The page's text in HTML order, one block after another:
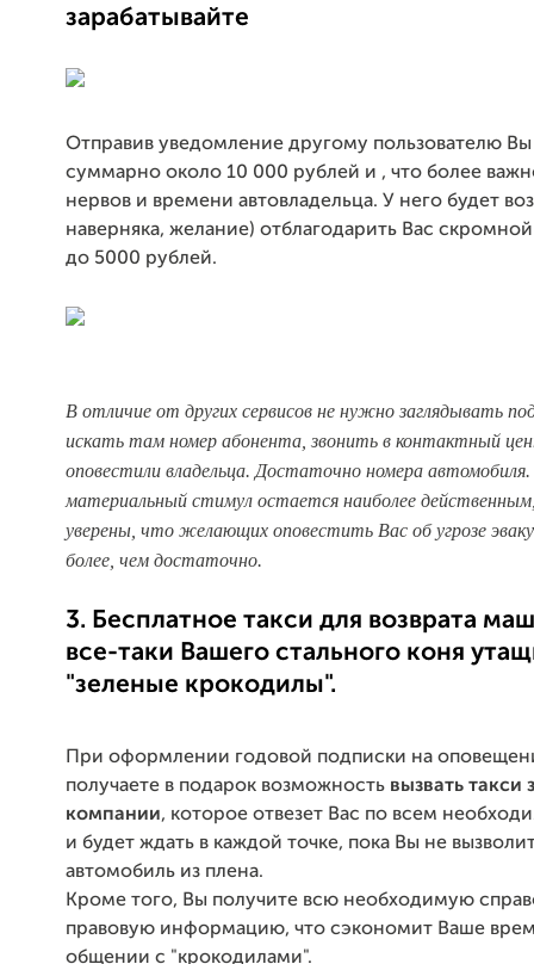
зарабатывайте
Отправив уведомление другому пользователю Вы
суммарно около 10 000 рублей и , что более
нервов и времени автовладельца. У него будет
наверняка, желание) отблагодарить Вас
до 5000 рублей.
В отличие от других сервисов не нужно заглядывать
искать там номер абонента, звонить в контактный
оповестили владельца. Достаточно номера
материальный стимул остается наиболее
уверены, что желающих оповестить Вас об угрозе
более, чем достаточно.
3. Бесплатное такси для возврата
все-таки Вашего стального коня
"зеленые крокодилы".
При оформлении годовой подписки на
получаете в подарок возможность вызвать такси
компании, которое отвезет Вас по всем
и будет ждать в каждой точке, пока Вы не
автомобиль из плена.
Кроме того, Вы получите всю необходимую
правовую информацию, что сэкономит Ваше
общении с "крокодилами".